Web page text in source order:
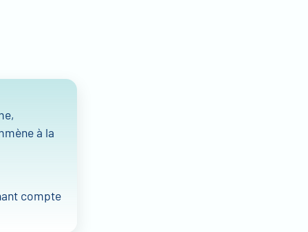
à la
compte